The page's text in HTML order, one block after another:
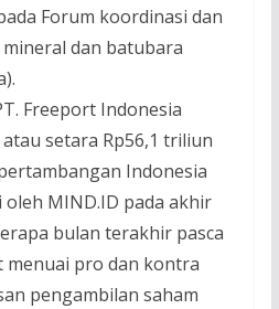
Forum koordinasi dan
dan batubara
Freeport Indonesia
atau setara Rp56,1 triliun
Indonesia
MIND.ID pada akhir
bulan terakhir pasca
menuai pro dan kontra
pengambilan saham